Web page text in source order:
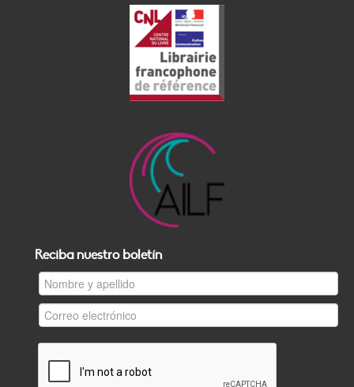
Reciba nuestro boletín